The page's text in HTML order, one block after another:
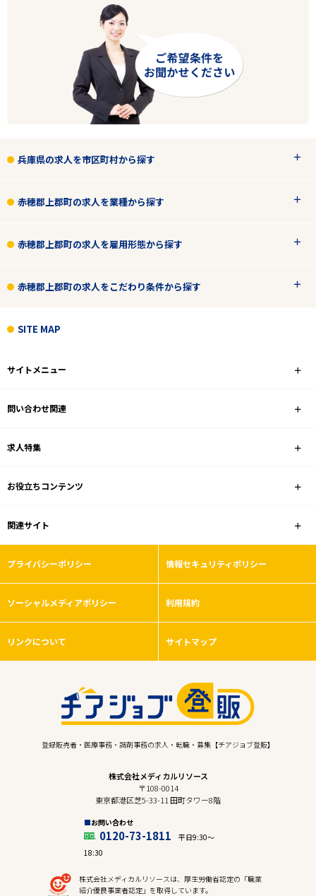
兵庫県の求人を市区町村から探す
赤穂郡上郡町の求人を業種から探す
赤穂郡上郡町の求人を雇用形態から探す
赤穂郡上郡町の求人をこだわり条件から探す
SITE MAP
サイトメニュー
問い合わせ関連
求人特集
お役立ちコンテンツ
関連サイト
プライバシーポリシー 情報セキュリティポリシー
ソーシャルメディアポリシー 利用規約
リンクについて サイトマップ
登録販売者・医療事務・調剤事務の求人・転職・募集【チアジョブ登販】
株式会社メディカルリソース
〒108-0014
東京都港区芝5-33-11 田町タワー8階
お問い合わせ
0120-73-1811
平日9:30〜
18:30
株式会社メディカルリソースは、厚生労働省認定の「職業
紹介優良事業者認定」を取得しています。